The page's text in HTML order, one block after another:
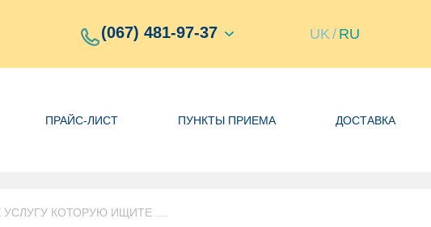
(067) 481-97-37 UK/ RU
ПРАЙС-ЛИСТ ПУНКТЫ ПРИЕМА ДОСТАВКА